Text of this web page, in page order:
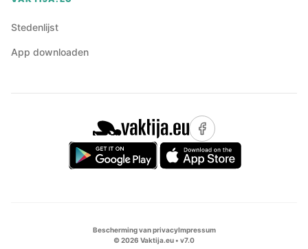
Stedenlijst
App downloaden
Bescherming van privacyImpressum
©2026 Vaktija.eu • v7.0